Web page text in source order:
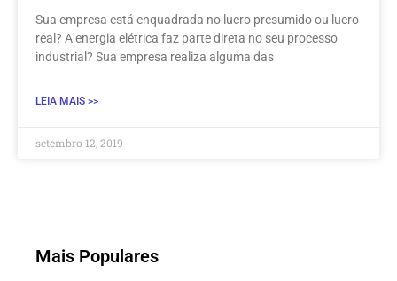
Sua empresa está enquadrada no lucro presumido ou lucro
real? A energia elétrica faz parte direta no seu processo
industrial? Sua empresa realiza alguma das
LEIA MAIS >>
setembro 12, 2019
Mais Populares